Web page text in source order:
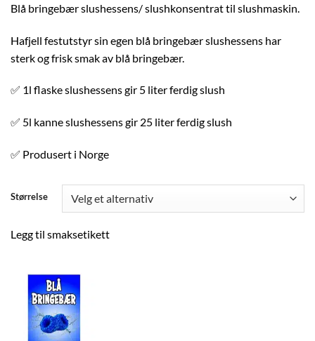
til
kr499.00
Blå bringebær slushessens/ slushkonsentrat til slushmaskin.
Hafjell festutstyr sin egen blå bringebær slushessens har
sterk og frisk smak av blå bringebær.
✅ 1l flaske slushessens gir 5 liter ferdig slush
✅ 5l kanne slushessens gir 25 liter ferdig slush
✅ Produsert i Norge
Størrelse
Legg til smaksetikett